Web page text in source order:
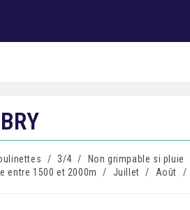
/ 3/4 / Non grimpable si pluie
entre 1500 et 2000m
/ Juillet / Août /